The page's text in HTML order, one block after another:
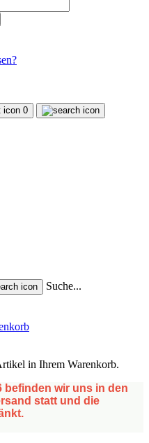
0
Suche...
in Ihrem Warenkorb.
befinden wir uns in den
statt und die